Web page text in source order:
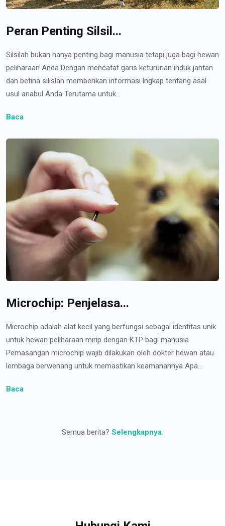
Peran Penting Silsil...
Silsilah bukan hanya penting bagi manusia tetapi juga bagi hewan
peliharaan Anda Dengan mencatat garis keturunan induk jantan
dan betina silislah memberikan informasi lngkap tentang asal
usul anabul Anda Terutama untuk...
Baca
Microchip: Penjelasa...
Microchip adalah alat kecil yang berfungsi sebagai identitas unik
untuk hewan peliharaan mirip dengan KTP bagi manusia
Pemasangan microchip wajib dilakukan oleh dokter hewan atau
lembaga berwenang untuk memastikan keamanannya Apa...
Baca
Semua berita? Selengkapnya.